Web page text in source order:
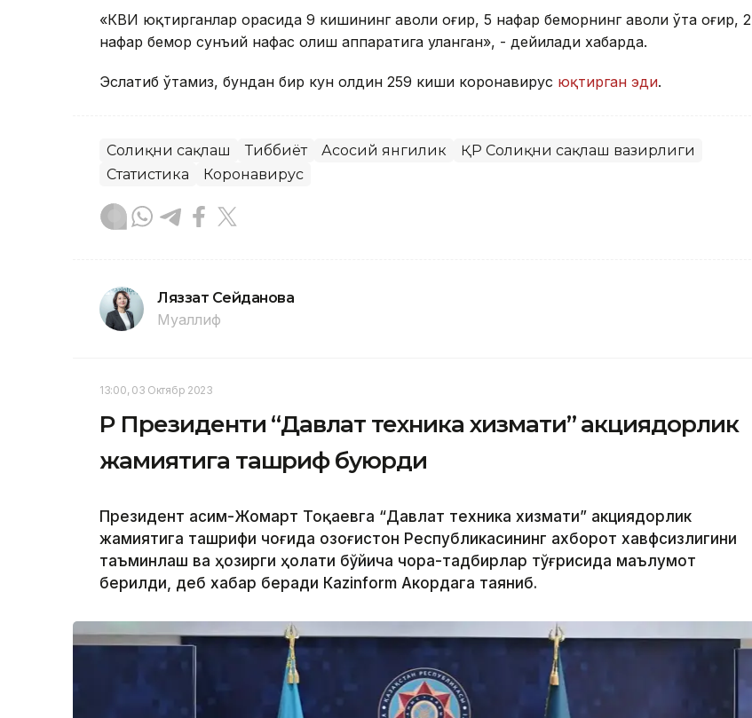
«КВИ юқтирганлар орасида 9 кишининг аҳволи оғир, 5 нафар беморнинг аҳволи ўта оғир, 2
нафар бемор сунъий нафас олиш аппаратига уланган», - дейилади хабарда.
Эслатиб ўтамиз, бундан бир кун олдин 259 киши коронавирус юқтирган эди.
Соғлиқни сақлаш Тиббиёт Асосий янгилик
ҚР Соғлиқни сақлаш вазирлиги
Статистика
Коронавирус
Ляззат Сейданова
Муаллиф
13:00, 03 Октябр 2023
ҚР Президенти “Давлат техника хизмати” акциядорлик
жамиятига ташриф буюрди
Президент Қасим-Жомарт Тоқаевга “Давлат техника хизмати” акциядорлик
жамиятига ташрифи чоғида Қозоғистон Республикасининг ахборот хавфсизлигини
таъминлаш ва ҳозирги ҳолати бўйича чора-тадбирлар тўғрисида маълумот
берилди, деб хабар беради Каzinform Акордага таяниб.